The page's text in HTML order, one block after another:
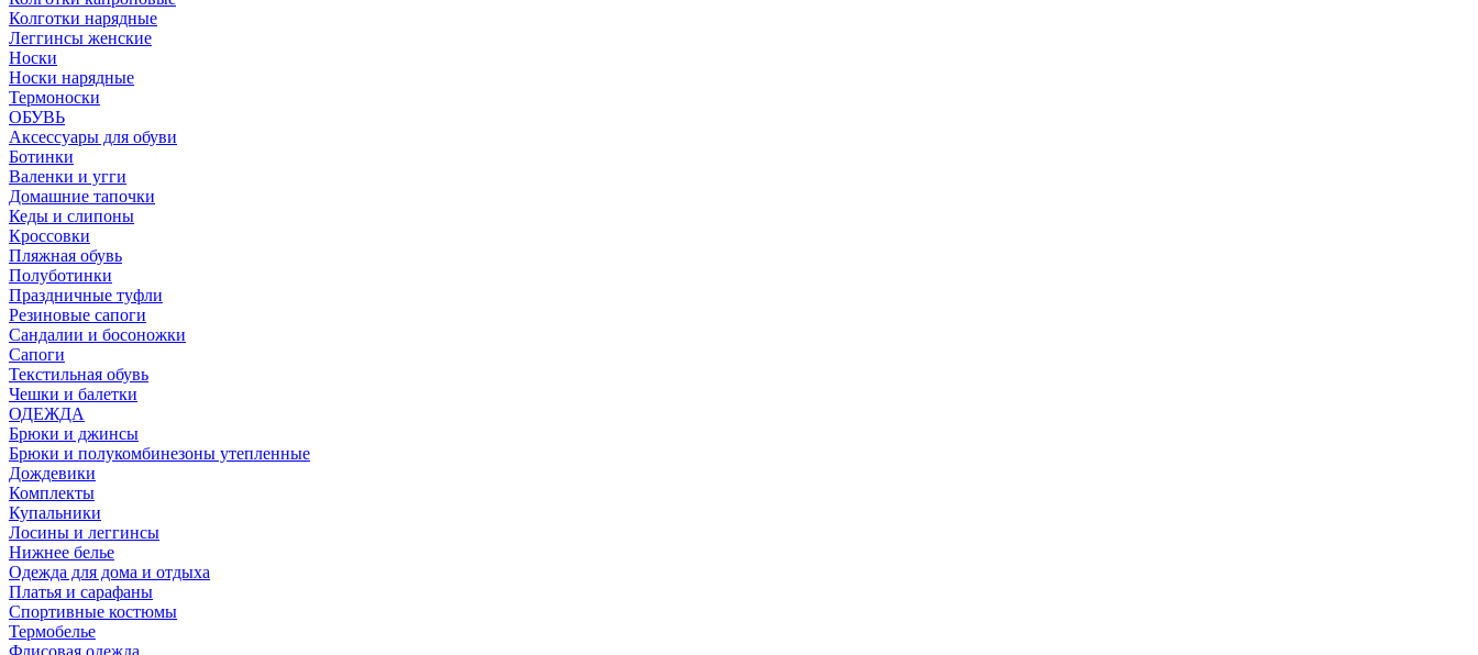
Колготки нарядные
Леггинсы женские
Носки
Носки нарядные
Термоноски
ОБУВЬ
Аксессуары для обуви
Ботинки
Валенки и угги
Домашние тапочки
Кеды и слипоны
Кроссовки
Пляжная обувь
Полуботинки
Праздничные туфли
Резиновые сапоги
Сандалии и босоножки
Сапоги
Текстильная обувь
Чешки и балетки
ОДЕЖДА
Брюки и джинсы
Брюки и полукомбинезоны утепленные
Дождевики
Комплекты
Купальники
Лосины и леггинсы
Нижнее белье
Одежда для дома и отдыха
Платья и сарафаны
Спортивные костюмы
Термобелье
Флисовая одежда